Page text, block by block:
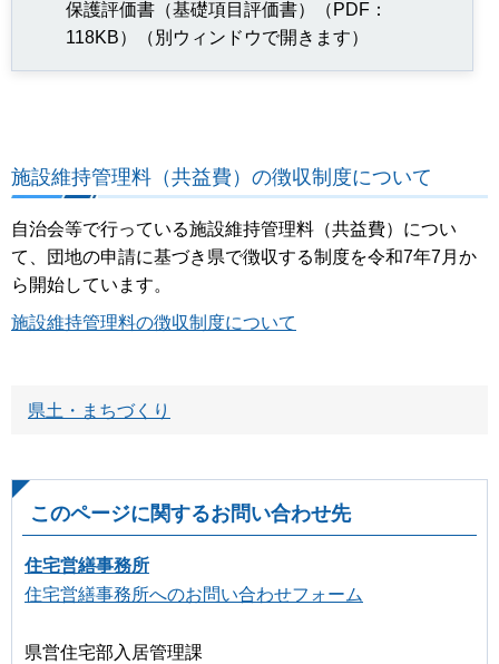
保護評価書（基礎項目評価書）（PDF：
118KB）（別ウィンドウで開きます）
施設維持管理料（共益費）の徴収制度について
自治会等で行っている施設維持管理料（共益費）につい
て、団地の申請に基づき県で徴収する制度を令和7年7月か
ら開始しています。
施設維持管理料の徴収制度について
県土・まちづくり
このページに関するお問い合わせ先
住宅営繕事務所
住宅営繕事務所へのお問い合わせフォーム
県営住宅部入居管理課